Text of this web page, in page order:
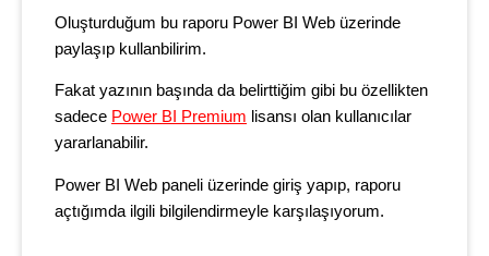
Oluşturduğum bu raporu Power BI Web üzerinde
paylaşıp kullanbilirim.
Fakat yazının başında da belirttiğim gibi bu özellikten
sadece Power BI Premium lisansı olan kullanıcılar
yararlanabilir.
Power BI Web paneli üzerinde giriş yapıp, raporu
açtığımda ilgili bilgilendirmeyle karşılaşıyorum.